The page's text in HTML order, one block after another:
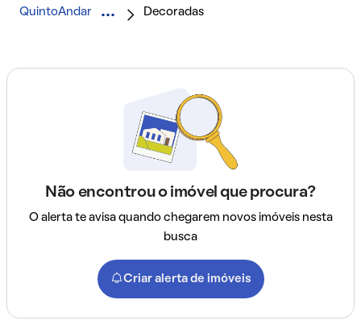
QuintoAndar Decoradas
Não encontrou o imóvel que procura?
O alerta te avisa quando chegarem novos imóveis nesta
busca
Criar alerta de imóveis